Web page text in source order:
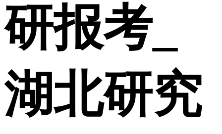
研报考_
湖北研究